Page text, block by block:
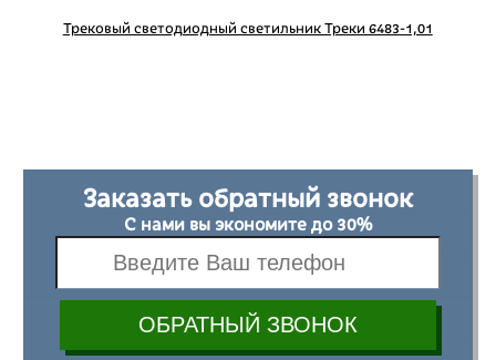
Трековый светодиодный светильник Треки 6483-1,01
Заказать обратный звонок
С нами вы экономите до 30%